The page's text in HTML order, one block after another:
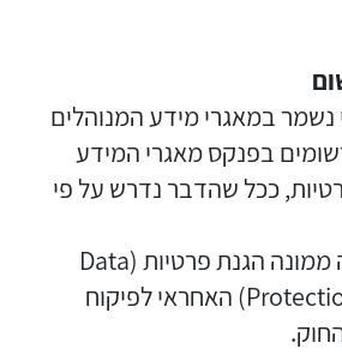
נשמר במאגרי מידע המנוהלים
בפנקס מאגרי המידע
ככל שהדבר נדרש על פי
27. החברה מינתה ממונה הגנת פרטיות (Data
Protection Officer – DPO) האחראי לפיקוח